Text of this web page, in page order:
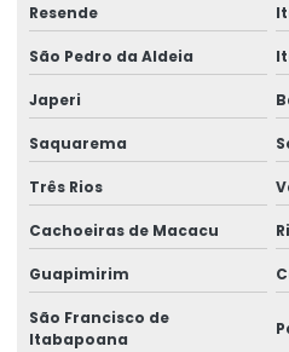
Etiquetas Adesivas Em Diferentes
Etiquetas Adesivas Metalizadas
Etiquetas Adesivas Para
Etiquetas Adesivas Para Festas E
Etiquetas Adesivas Para
Etiquetas Adesivas Para
Resende
São Pedro da Aldeia
Japeri
Saquarema
Três Rios
Cachoeiras de Macacu
Guapimirim
São Francisco de
Itabapoana